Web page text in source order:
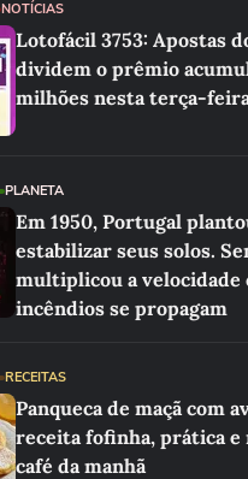
NOTÍCIAS
Lotofácil 3753: Apostas
dividem o prêmio
milhões nesta terça-
PLANETA
Em 1950, Portugal
estabilizar seus solos.
multiplicou a velocidade
incêndios se propagam
RECEITAS
Panqueca de maçã com
receita fofinha, prática
café da manhã